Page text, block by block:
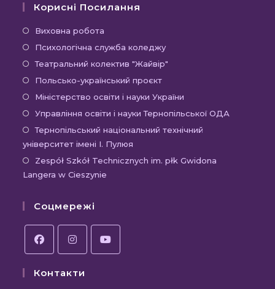
Корисні Посилання
Виховна робота
в
новій
вкладці
Психологічна служба коледжуВідкриється
в
вкладці
Театральний колектив "Жайвір"
новій
вкладці
Польсько-український проєктВідкриється
в
новій
вкладці
Міністерство освіти і науки України
в
новій
Управління освіти і науки Тернопільської ОДА
Тернопільський національний технічний
університет імені І. Пулюя
Zespół Szkół Technicznych im. płk Gwidona
Langera w Cieszynie
Соцмережі
в
в
Контакти